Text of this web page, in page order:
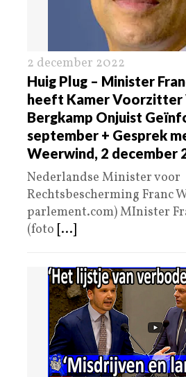
2 december 2022
Huig Plug – Minister
heeft Kamer Voorzitter
Bergkamp Onjuist
september + Gesprek
Weerwind, 2 december
Nederlandse Minister voor
Rechtsbescherming Franc
parlement.com) MInister
(foto [...]